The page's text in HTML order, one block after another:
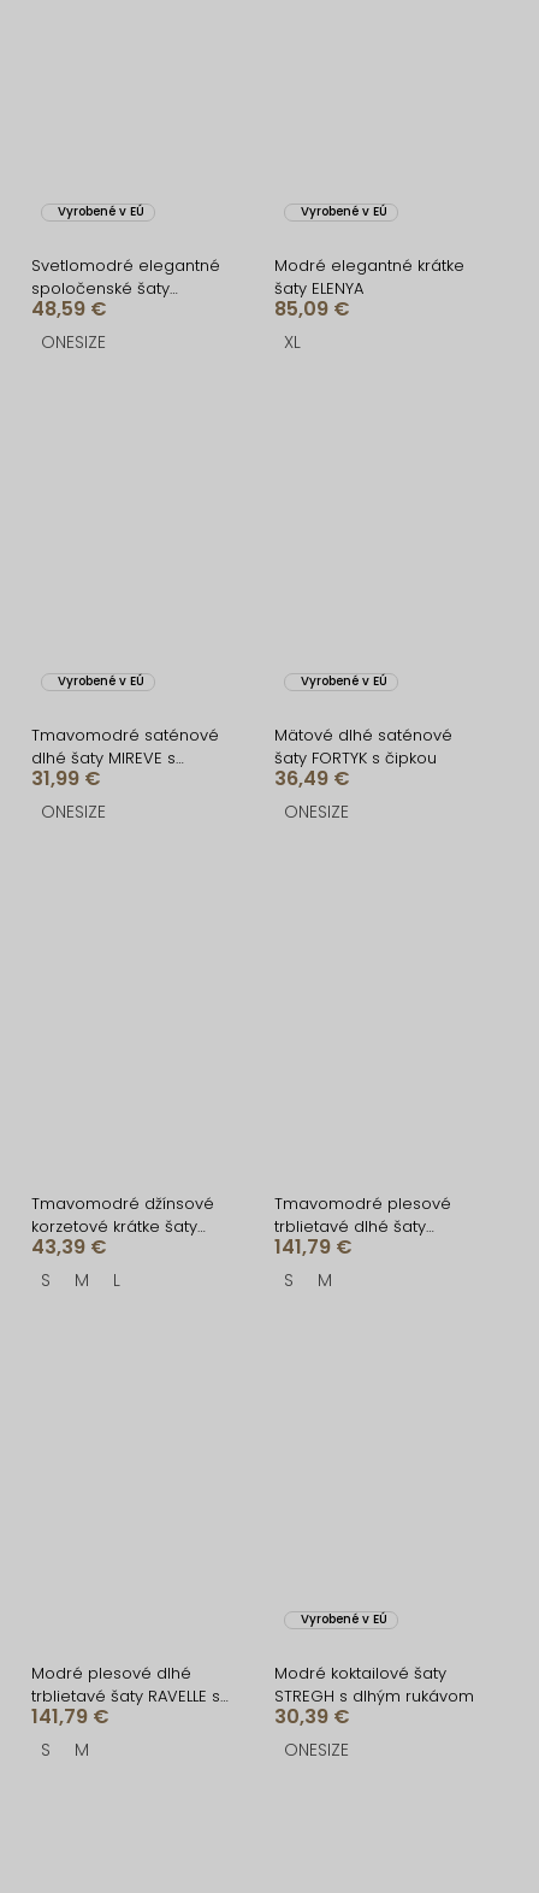
Vyrobené v EÚ
Svetlomodré elegantné
spoločenské šaty
IRAKLION
48,59 €
ONESIZE
Vyrobené v EÚ
Modré elegantné krátke
šaty ELENYA
85,09 €
XL
Vyrobené v EÚ
Tmavomodré saténové
dlhé šaty MIREVE s
odhaleným chrbtom
31,99 €
ONESIZE
Vyrobené v EÚ
Mätové dlhé saténové
šaty FORTYK s čipkou
36,49 €
ONESIZE
Tmavomodré džínsové
korzetové krátke šaty
PHONIC
43,39 €
S M L
Tmavomodré plesové
trblietavé dlhé šaty
RAVELLE s rázporkom
141,79 €
S M
Modré plesové dlhé
trblietavé šaty RAVELLE s
rázporkom
141,79 €
S M
Vyrobené v EÚ
Modré koktailové šaty
STREGH s dlhým rukávom
30,39 €
ONESIZE